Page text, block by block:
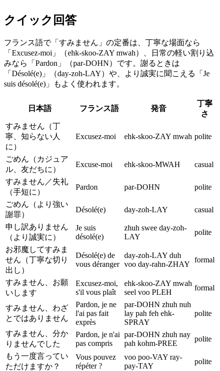
クイック回答
フランス語で「すみません」の定番は、丁寧な場面なら
「Excusez-moi」（ehk-skoo-ZAY mwah）、日常の軽い割り込
みなら「Pardon」（par-DOHN）です。謝るときは
「Désolé(e)」（day-zoh-LAY）や、より誠実に聞こえる「Je
suis désolé(e)」もよく使われます。
日本語 フランス語 発音
丁寧
さ
すみません（丁
寧、知らない人
に）
Excusez-moi ehk-skoo-ZAY mwah polite
ごめん（カジュア
ル、友だちに）
Excuse-moi ehk-skoo-MWAH casual
すみません／失礼
（手短に）
Pardon par-DOHN polite
ごめん（より強い
謝罪）
Désolé(e) day-zoh-LAY casual
申し訳ありません
（より誠実に）
Je suis
désolé(e)
zhuh swee day-zoh-
LAY
polite
お邪魔してすみま
せん（丁寧な切り
出し）
Désolé(e) de
vous déranger
day-zoh-LAY duh
voo day-rahn-ZHAY
formal
すみません、お願
いします
Excusez-moi,
s'il vous plaît
ehk-skoo-ZAY mwah
seel voo PLEH
formal
すみません、わざ
とではありません
Pardon, je ne
l'ai pas fait
exprès
par-DOHN zhuh nuh
lay pah feh ehk-
SPRAY
polite
すみません、分か
りませんでした
Pardon, je n'ai
pas compris
par-DOHN zhuh nay
pah kohm-PREE
polite
もう一度言ってい
ただけますか？
Vous pouvez
répéter ?
voo poo-VAY ray-
pay-TAY
polite